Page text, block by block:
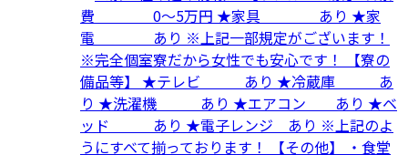
費 0～5万円 ★家具 あり ★家
電 あり ※上記一部規定がございます！
※完全個室寮だから女性でも安心です！ 【寮の
備品等】 ★テレビ あり ★冷蔵庫 あ
り ★洗濯機 あり ★エアコン あり ★ベ
ッド あり ★電子レンジ あり ※上記のよ
うにすべて揃っております！ 【その他】 ・食堂